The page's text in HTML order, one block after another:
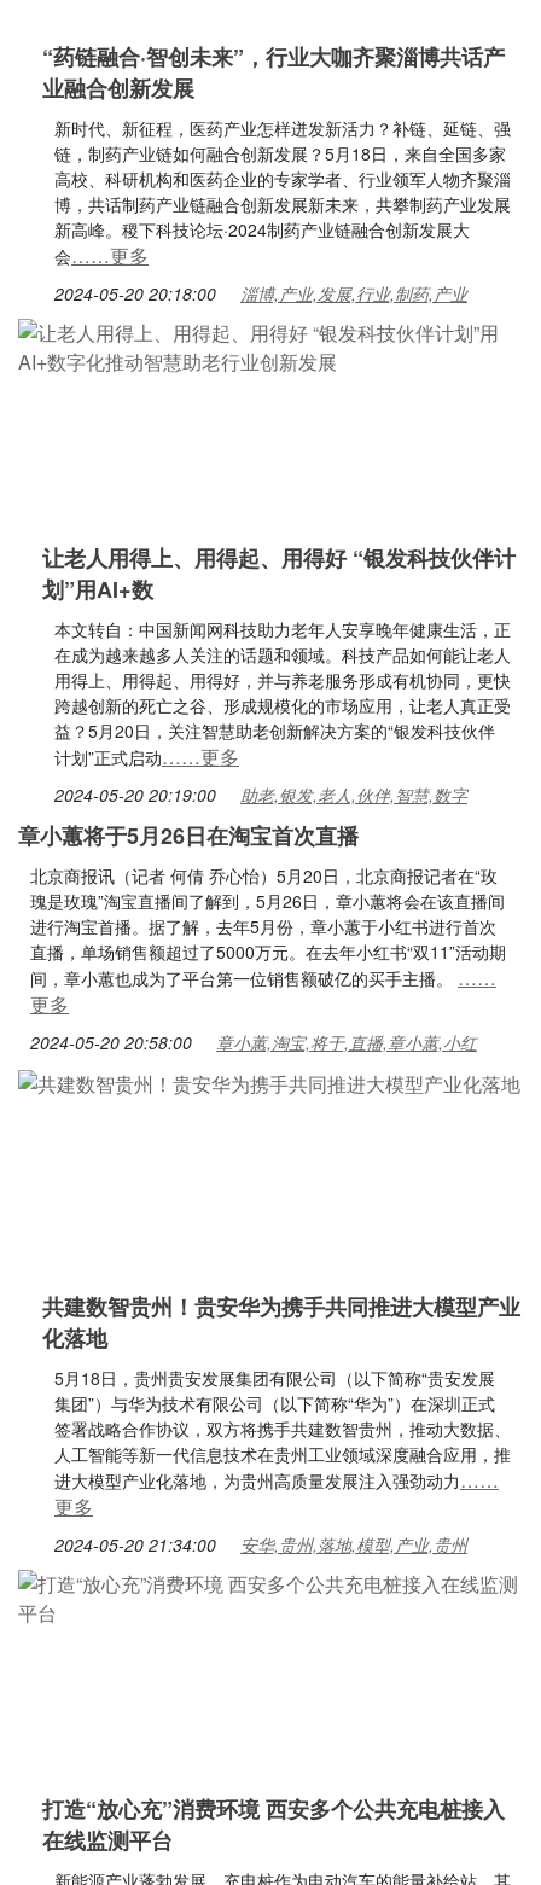
“药链融合·智创未来”，行业大咖齐聚淄博共话产
业融合创新发展
新时代、新征程，医药产业怎样迸发新活力？补链、延链、强
链，制药产业链如何融合创新发展？5月18日，来自全国多家
高校、科研机构和医药企业的专家学者、行业领军人物齐聚淄
博，共话制药产业链融合创新发展新未来，共攀制药产业发展
新高峰。稷下科技论坛·2024制药产业链融合创新发展大
会……更多
2024-05-20 20:18:00 淄博,产业,发展,行业,制药,产业
让老人用得上、用得起、用得好 “银发科技伙伴计
划”用AI+数
本文转自：中国新闻网科技助力老年人安享晚年健康生活，正
在成为越来越多人关注的话题和领域。科技产品如何能让老人
用得上、用得起、用得好，并与养老服务形成有机协同，更快
跨越创新的死亡之谷、形成规模化的市场应用，让老人真正受
益？5月20日，关注智慧助老创新解决方案的“银发科技伙伴
计划”正式启动……更多
2024-05-20 20:19:00 助老,银发,老人,伙伴,智慧,数字
章小蕙将于5月26日在淘宝首次直播
北京商报讯（记者 何倩 乔心怡）5月20日，北京商报记者在“玫
瑰是玫瑰”淘宝直播间了解到，5月26日，章小蕙将会在该直播间
进行淘宝首播。据了解，去年5月份，章小蕙于小红书进行首次
直播，单场销售额超过了5000万元。在去年小红书“双11”活动期
间，章小蕙也成为了平台第一位销售额破亿的买手主播。 ……
更多
2024-05-20 20:58:00 章小蕙,淘宝,将于,直播,章小蕙,小红
共建数智贵州！贵安华为携手共同推进大模型产业
化落地
5月18日，贵州贵安发展集团有限公司（以下简称“贵安发展
集团”）与华为技术有限公司（以下简称“华为”）在深圳正式
签署战略合作协议，双方将携手共建数智贵州，推动大数据、
人工智能等新一代信息技术在贵州工业领域深度融合应用，推
进大模型产业化落地，为贵州高质量发展注入强劲动力……
更多
2024-05-20 21:34:00 安华,贵州,落地,模型,产业,贵州
打造“放心充”消费环境 西安多个公共充电桩接入
在线监测平台
新能源产业蓬勃发展，充电桩作为电动汽车的能量补给站，其